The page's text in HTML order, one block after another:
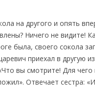
на другого и опять
Ничего не
была, своего сокола
приехал в другую
вы смотрите! Для
Отвечает сестра: